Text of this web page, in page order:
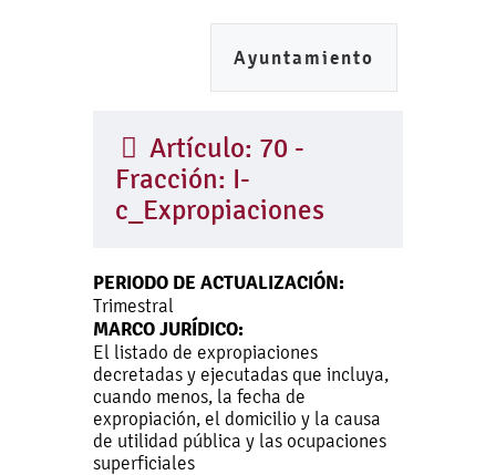
Ayuntamiento
Artículo: 70 -
Fracción: I-
c_Expropiaciones
PERIODO DE ACTUALIZACIÓN:
Trimestral
MARCO JURÍDICO:
El listado de expropiaciones
decretadas y ejecutadas que incluya,
cuando menos, la fecha de
expropiación, el domicilio y la causa
de utilidad pública y las ocupaciones
superficiales